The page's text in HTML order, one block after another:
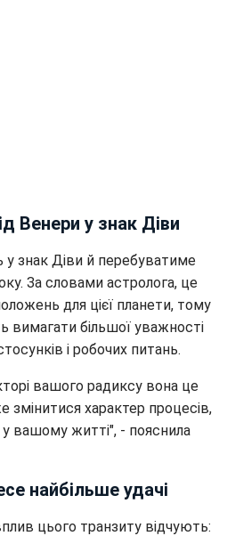
Венери у знак Діви
у знак Діви й перебуватиме
За словами астролога, це
для цієї планети, тому
вимагати більшої уважності
і робочих питань.
вашого радиксу вона це
змінитися характер процесів,
у вашому житті", - пояснила
найбільше удачі
цього транзиту відчують: